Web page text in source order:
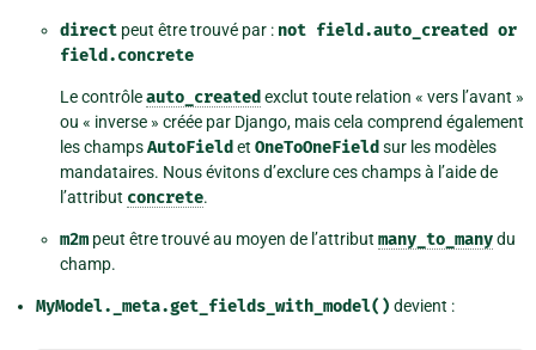
direct peut être trouvé par : not field.auto_created or
field.concrete
Le contrôleauto_created exclut toute relation « vers l’avant »
ou « inverse » créée par Django, mais cela comprend également
les champsAutoField et OneToOneField sur les modèles
mandataires. Nous évitons d’exclure ces champs à l’aide de
l’attribut concrete.
m2m peut être trouvé au moyen de l’attribut many_to_manydu
champ.
MyModel._meta.get_fields_with_model() devient :